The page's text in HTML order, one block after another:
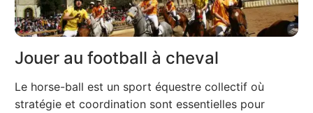
Jouer au football à cheval
Le horse-ball est un sport équestre collectif où
stratégie et coordination sont essentielles pour